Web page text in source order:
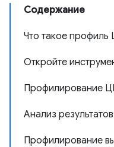
Содержание
Что такое профиль
Откройте
Профилирование
Анализ
Профилирование